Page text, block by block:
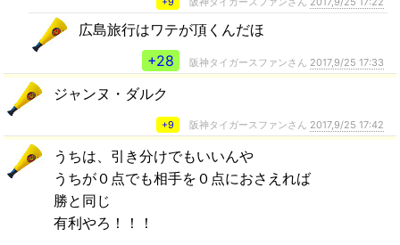
広島旅行はワテが頂くんだほ
+28
阪神タイガースファンさん 2017,9/25 17:33
ジャンヌ・ダルク
+9 阪神タイガースファンさん 2017,9/25 17:42
うちは、引き分けでもいいんや
うちが０点でも相手を０点におさえれば
勝と同じ
有利やろ！！！